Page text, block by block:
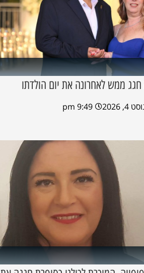
ממש לאחרונה את יום הולדתו
4, 2026
9:49 pm